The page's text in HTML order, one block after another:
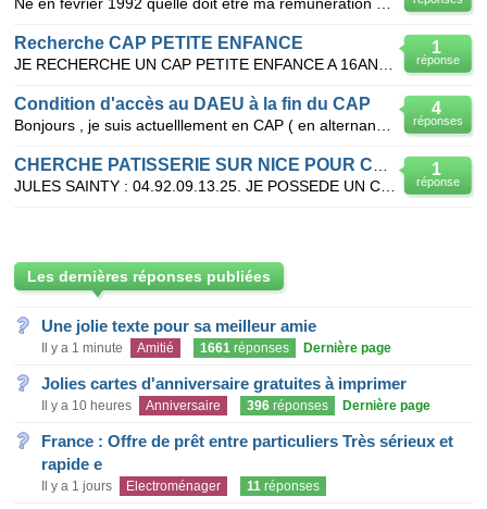
1
réponse
Recherche CAP PETITE ENFANCE
4
réponses
Condition d'accès au DAEU à la fin du CAP
1
réponse
Les dernières réponses publiées
Une jolie texte pour sa meilleur amie
Il y a 1 minute Amitié 1661 réponses Dernière page
Jolies cartes d'anniversaire gratuites à imprimer
Il y a 10 heures Anniversaire 396 réponses Dernière page
France : Offre de prêt entre particuliers Très sérieux et
rapide e
Il y a 1 jours Electroménager 11 réponses